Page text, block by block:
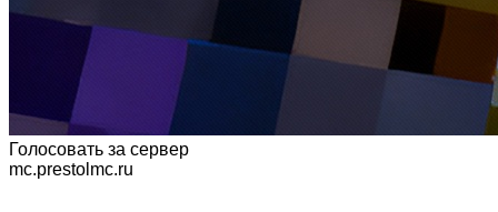
Голосовать за сервер
mc.prestolmc.ru